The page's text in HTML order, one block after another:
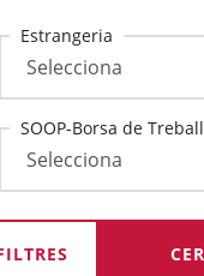
Estrangeria
SOOP-Borsa de Treball